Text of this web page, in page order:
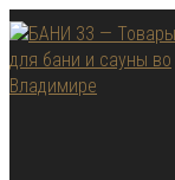
Перейти
к
содержимому